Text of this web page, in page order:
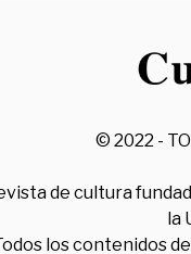
© 2022 -
de cultura
la
los contenidos